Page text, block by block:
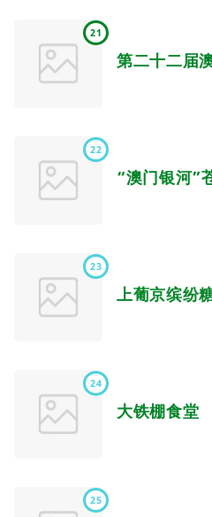
21
第二十二届
22
“澳门银河”
23
上葡京缤纷
24
大铁棚食堂
25